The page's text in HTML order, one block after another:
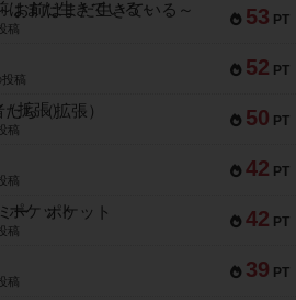
53 PT
前はまだ生きている～
稿
52 PT
稿
50 PT
ち（拡張）
稿
42 PT
稿
42 PT
ー ポケット
稿
39 PT
稿